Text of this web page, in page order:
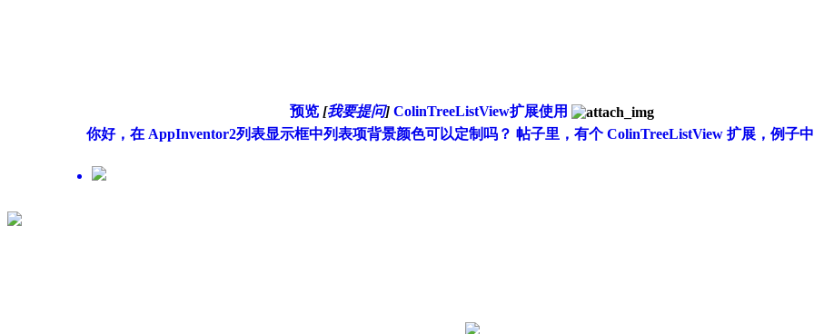
预览 [我要提问] ColinTreeListView扩展使用
你好，在 AppInventor2列表显示框中列表项背景颜色可以定制吗？ 帖子里，有个 ColinTreeListView 扩展，例子